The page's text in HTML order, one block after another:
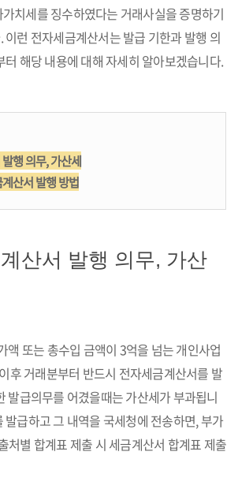
치세를 징수하였다는 거래사실을 증명하기
이런 전자세금계산서는 발급 기한과 발행 의
터 해당 내용에 대해 자세히 알아보겠습니다.
행 의무, 가산세
산서 발행 방법
산서 발행 의무, 가산
액 또는 총수입 금액이 3억을 넘는 개인사업
후 거래분부터 반드시 전자세금계산서를 발
발급의무를 어겼을때는 가산세가 부과됩니
발급하고 그 내역을 국세청에 전송하면, 부가
처별 합계표 제출 시 세금계산서 합계표 제출